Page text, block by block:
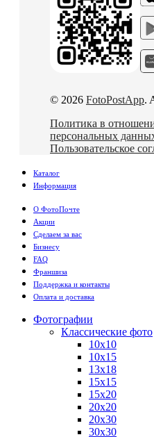
© 2026 FotoPostApp.
Политика в
персональных
Пользовательское
Каталог
Информация
О ФотоПочте
Акции
Сделаем за вас
Бизнесу
FAQ
Франшиза
Поддержка и контакты
Оплата и доставка
Фотографии
Классические фото
10х10
10х15
13х18
15х15
15х20
20х20
20х30
30х30